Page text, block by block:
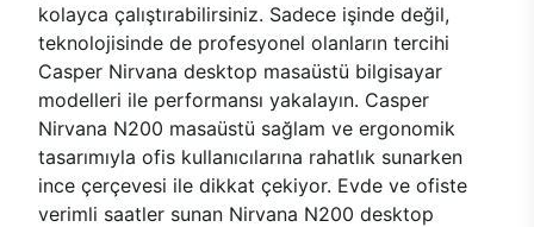
kolayca çalıştırabilirsiniz. Sadece işinde değil,
teknolojisinde de profesyonel olanların tercihi
Casper Nirvana desktop masaüstü bilgisayar
modelleri ile performansı yakalayın. Casper
Nirvana N200 masaüstü sağlam ve ergonomik
tasarımıyla ofis kullanıcılarına rahatlık sunarken
ince çerçevesi ile dikkat çekiyor. Evde ve ofiste
verimli saatler sunan Nirvana N200 desktop